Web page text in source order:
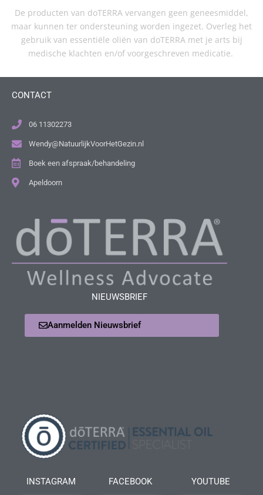
De producten van doTERRA vervangen geen geneesmiddel,
maar kunnen ter ondersteuning worden ingezet. Overleg het
gebruik van essentiële oliën van doTERRA met je arts bij
medische klachten en/of voorgeschreven medicatie.
CONTACT
06 11302273
Wendy@NatuurlijkVoorHetGezin.nl
Boek een afspraak/behandeling
Apeldoorn
NIEUWSBRIEF
Aanmelden Nieuwsbrief
INSTAGRAM FACEBOOK YOUTUBE